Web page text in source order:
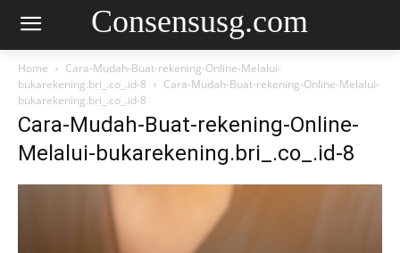
Consensusg.com
Home
Cara-Mudah-Buat-rekening-Online-Melalui-
bukarekening.bri_.co_.id-8
Cara-Mudah-Buat-rekening-Online-Melalui-
bukarekening.bri_.co_.id-8
Cara-Mudah-Buat-rekening-Online-
Melalui-bukarekening.bri_.co_.id-8